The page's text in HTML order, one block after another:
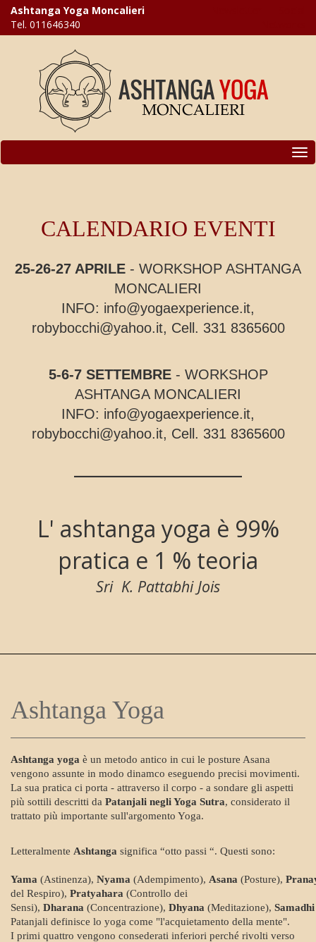
Ashtanga Yoga Moncalieri
Tel. 011646340
CALENDARIO EVENTI
25-26-27 APRILE - WORKSHOP ASHTANGA
MONCALIERI
INFO: info@yogaexperience.it,
robybocchi@yahoo.it, Cell. 331 8365600
5-6-7 SETTEMBRE- WORKSHOP
ASHTANGA MONCALIERI
INFO: info@yogaexperience.it,
robybocchi@yahoo.it, Cell. 331 8365600
L' ashtanga yoga è 99%
pratica e 1 % teoria
Sri K. Pattabhi Jois
Ashtanga Yoga
Ashtanga yoga è un metodo antico in cui le posture Asana
vengono assunte in modo dinamco eseguendo precisi movimenti.
La sua pratica ci porta - attraverso il corpo - a sondare gli aspetti
più sottili descritti da Patanjali negli Yoga Sutra, considerato il
trattato più importante sull'argomento Yoga.
Letteralmente Ashtanga significa “otto passi “. Questi sono:
Yama (Astinenza), Nyama (Adempimento), Asana (Posture),
del Respiro), Pratyahara (Controllo dei
Sensi), Dharana (Concentrazione), Dhyana (Meditazione),
Patanjali definisce lo yoga come "l'acquietamento della mente".
I primi quattro vengono consederati inferiori perché rivolti verso